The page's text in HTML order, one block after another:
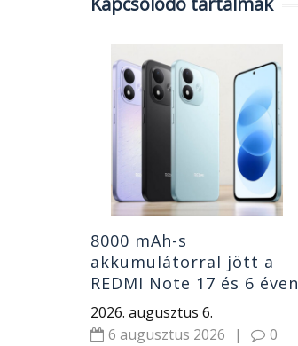
8000 mAh-s
akkumulátorral jött a
REDMI Note 17 és 6 éven
át kap frissítéseket
2026. augusztus 6.
6 augusztus 2026
| 0